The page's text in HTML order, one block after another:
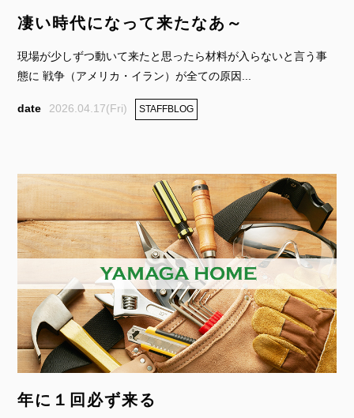
凄い時代になって来たなあ～
現場が少しずつ動いて来たと思ったら材料が入らないと言う事
態に 戦争（アメリカ・イラン）が全ての原因...
2026.04.17(Fri) STAFFBLOG
年に１回必ず来る